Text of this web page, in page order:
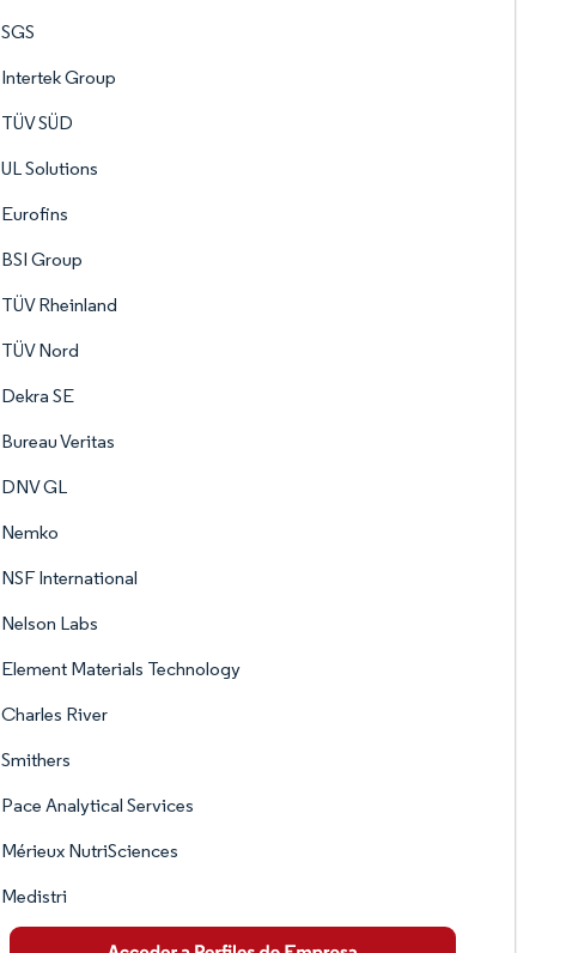
SGS
Intertek Group
TÜV SÜD
UL Solutions
Eurofins
BSI Group
TÜV Rheinland
TÜV Nord
Dekra SE
Bureau Veritas
DNV GL
Nemko
NSF International
Nelson Labs
Element Materials Technology
Charles River
Smithers
Pace Analytical Services
Mérieux NutriSciences
Medistri